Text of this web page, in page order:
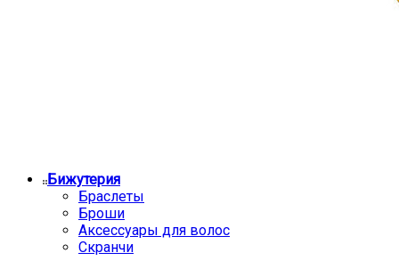
Бижутерия
Браслеты
Броши
Аксессуары для волос
Скранчи